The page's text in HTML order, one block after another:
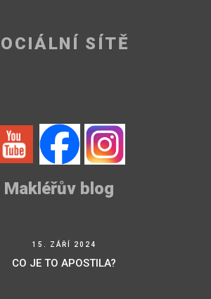
SÍTĚ
Makléřův blog
15. ZÁŘÍ 2024
CO JE TO APOSTILA?